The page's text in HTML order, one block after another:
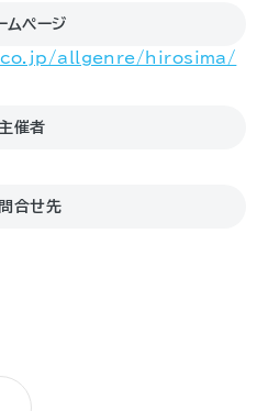
ムページ
allgenre/hirosima/
主催者
合せ先